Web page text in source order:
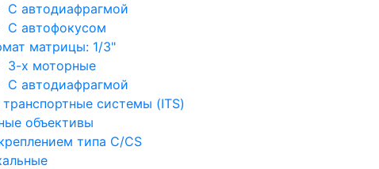
С автодиафрагмой
С автофокусом
матрицы: 1/3"
3-х моторные
С автодиафрагмой
системы (ITS)
объективы
типа C/CS